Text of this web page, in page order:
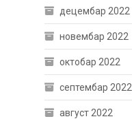
децембар 2022
новембар 2022
октобар 2022
септембар 2022
август 2022